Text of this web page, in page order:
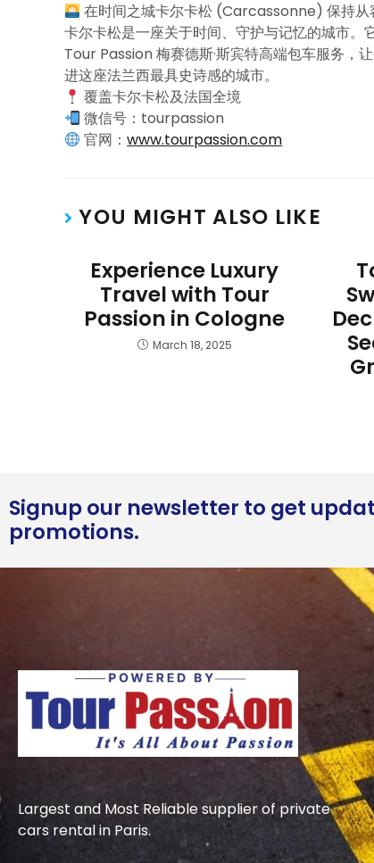
在时间之城卡尔卡松 (Carcassonne) 保持从
卡尔卡松是一座关于时间、守护与记忆的城市。
Tour Passion 梅赛德斯·斯宾特高端包车服务，
进这座法兰西最具史诗感的城市。
覆盖卡尔卡松及法国全境
微信号：tourpassion
官网：www.tourpassion.com
YOU MIGHT ALSO LIKE
Experience Luxury
Travel with Tour
Passion in Cologne
March 18, 2025
Signup our newsletter to get
promotions.
Largest and Most Reliable supplier of private
cars rental in Paris.